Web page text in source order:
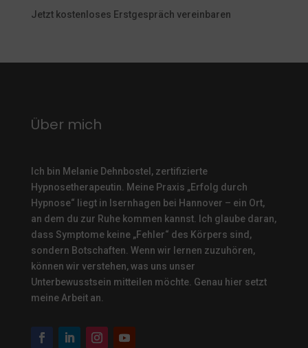
Jetzt kostenloses Erstgespräch vereinbaren
Über mich
Ich bin Melanie Dehnbostel, zertifizierte
Hypnosetherapeutin.
Meine Praxis „Erfolg durch
Hypnose“ liegt in Isernhagen bei Hannover – ein Ort,
an dem du zur Ruhe kommen kannst. Ich glaube daran,
dass Symptome keine „Fehler“ des Körpers sind,
sondern Botschaften. Wenn wir lernen zuzuhören,
können wir verstehen, was uns unser
Unterbewusstsein mitteilen möchte. Genau hier setzt
meine Arbeit an.